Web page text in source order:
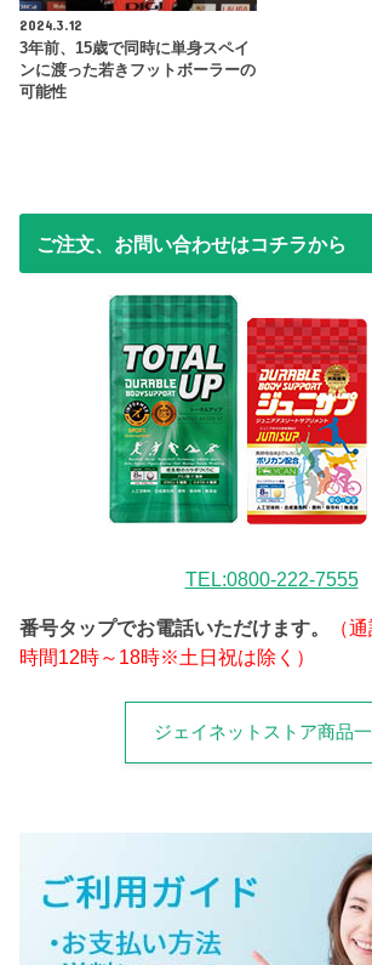
2024.3.12
3年前、15歳で同時に単身スペイ
ンに渡った若きフットボーラーの
可能性
ご注文、お問い合わせはコチラから
TEL:0800-222-7555
番号タップでお電話いただけます。
（
時間12時～18時※土日祝は除く）
ジェイネットストア商品